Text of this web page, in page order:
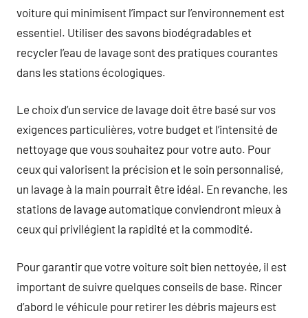
voiture qui minimisent l’impact sur l’environnement est
essentiel. Utiliser des savons biodégradables et
recycler l’eau de lavage sont des pratiques courantes
dans les stations écologiques.
Le choix d’un service de lavage doit être basé sur vos
exigences particulières, votre budget et l’intensité de
nettoyage que vous souhaitez pour votre auto. Pour
ceux qui valorisent la précision et le soin personnalisé,
un lavage à la main pourrait être idéal. En revanche, les
stations de lavage automatique conviendront mieux à
ceux qui privilégient la rapidité et la commodité.
Pour garantir que votre voiture soit bien nettoyée, il est
important de suivre quelques conseils de base. Rincer
d’abord le véhicule pour retirer les débris majeurs est